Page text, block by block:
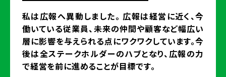
私は広報へ異動しました。 広報は経営に近く、今
働いている従業員、未来の仲間や顧客など幅広い
層に影響を与えられる点にワクワクしています。今
後は全ステークホルダーのハブとなり、広報の力
で経営を前に進めることが目標です。